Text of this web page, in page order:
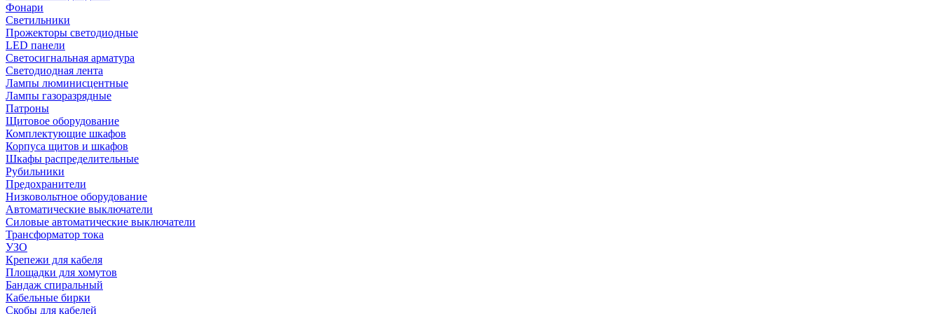
Фонари
Светильники
Прожекторы светодиодные
LED панели
Светосигнальная арматура
Светодиодная лента
Лампы люминисцентные
Лампы газоразрядные
Патроны
Щитовое оборудование
Комплектующие шкафов
Корпуса щитов и шкафов
Шкафы распределительные
Рубильники
Предохранители
Низковольтное оборудование
Автоматические выключатели
Силовые автоматические выключатели
Трансформатор тока
УЗО
Крепежи для кабеля
Площадки для хомутов
Бандаж спиральный
Кабельные бирки
Cкобы для кабелей